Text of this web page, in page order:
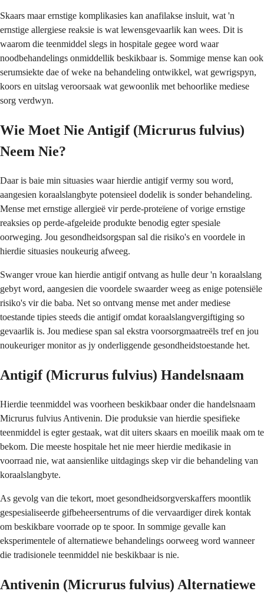
Skaars maar ernstige komplikasies kan anafilakse insluit, wat 'n
ernstige allergiese reaksie is wat lewensgevaarlik kan wees. Dit is
waarom die teenmiddel slegs in hospitale gegee word waar
noodbehandelings onmiddellik beskikbaar is. Sommige mense kan ook
serumsiekte dae of weke na behandeling ontwikkel, wat gewrigspyn,
koors en uitslag veroorsaak wat gewoonlik met behoorlike mediese
sorg verdwyn.
Wie Moet Nie Antigif (Micrurus fulvius)
Neem Nie?
Daar is baie min situasies waar hierdie antigif vermy sou word,
aangesien koraalslangbyte potensieel dodelik is sonder behandeling.
Mense met ernstige allergieë vir perde-proteïene of vorige ernstige
reaksies op perde-afgeleide produkte benodig egter spesiale
oorweging. Jou gesondheidsorgspan sal die risiko's en voordele in
hierdie situasies noukeurig afweeg.
Swanger vroue kan hierdie antigif ontvang as hulle deur 'n koraalslang
gebyt word, aangesien die voordele swaarder weeg as enige potensiële
risiko's vir die baba. Net so ontvang mense met ander mediese
toestande tipies steeds die antigif omdat koraalslangvergiftiging so
gevaarlik is. Jou mediese span sal ekstra voorsorgmaatreëls tref en jou
noukeuriger monitor as jy onderliggende gesondheidstoestande het.
Antigif (Micrurus fulvius) Handelsnaam
Hierdie teenmiddel was voorheen beskikbaar onder die handelsnaam
Micrurus fulvius Antivenin. Die produksie van hierdie spesifieke
teenmiddel is egter gestaak, wat dit uiters skaars en moeilik maak om te
bekom. Die meeste hospitale het nie meer hierdie medikasie in
voorraad nie, wat aansienlike uitdagings skep vir die behandeling van
koraalslangbyte.
As gevolg van die tekort, moet gesondheidsorgverskaffers moontlik
gespesialiseerde gifbeheersentrums of die vervaardiger direk kontak
om beskikbare voorrade op te spoor. In sommige gevalle kan
eksperimentele of alternatiewe behandelings oorweeg word wanneer
die tradisionele teenmiddel nie beskikbaar is nie.
Antivenin (Micrurus fulvius) Alternatiewe